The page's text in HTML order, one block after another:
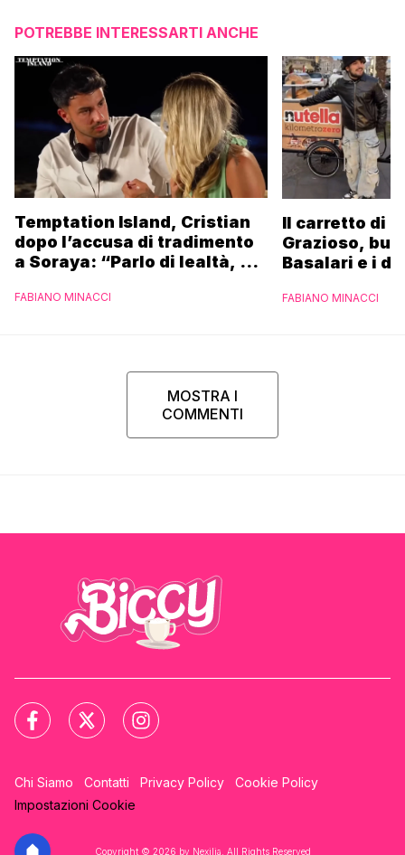
POTREBBE INTERESSARTI ANCHE
Temptation Island, Cristian
dopo l’accusa di tradimento
a Soraya: “Parlo di lealtà, ma
FABIANO MINACCI
Il carretto di
Grazioso,
Basalari e i
Ferrero”
FABIANO MINACCI
MOSTRA I
COMMENTI
Chi Siamo Contatti Privacy Policy
Cookie Policy
Impostazioni Cookie
Copyright © 2026 by Nexilia. All Rights Reserved